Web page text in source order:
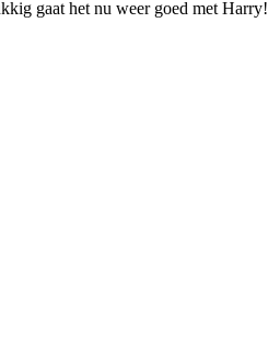
gaat het nu weer goed met Harry!